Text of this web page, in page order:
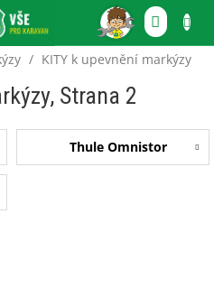
/ KITY k upevnění markýzy
, Strana 2
Thule Omnistor